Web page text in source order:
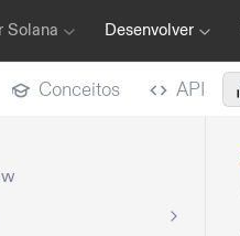
Solana Desenvolver
Conceitos API